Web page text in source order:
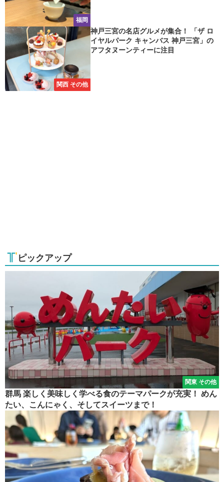
福岡
関西 その他
神戸三宮の名店グルメが集合！ 「ザ ロ
イヤルパーク キャンバス 神戸三宮」の
アフタヌーンティーに注目
ピックアップ
関東 その他
群馬 楽しく美味しく学べる食のテーマパークが充実！ めん
たい、こんにゃく、そしてスイーツまで！